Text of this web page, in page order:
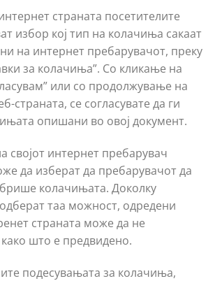
страната посетителите
избор кој тип на колачиња сакаат
на интернет пребарувачот, преку
за колачиња”. Со кликање на
или со продолжување на
страната, се согласувате да ги
опишани во овој документ.
својот интернет пребарувач
да изберат да пребарувачот да
колачињата. Доколку
таа можност, одредени
страната може да не
што е предвидено.
подесувањата за колачиња,